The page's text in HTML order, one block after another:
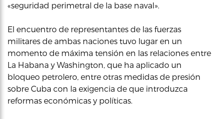
«seguridad perimetral de la base naval».
El encuentro de representantes de las fuerzas
militares de ambas naciones tuvo lugar en un
momento de máxima tensión en las relaciones entre
La Habana y Washington, que ha aplicado un
bloqueo petrolero, entre otras medidas de presión
sobre Cuba con la exigencia de que introduzca
reformas económicas y políticas.